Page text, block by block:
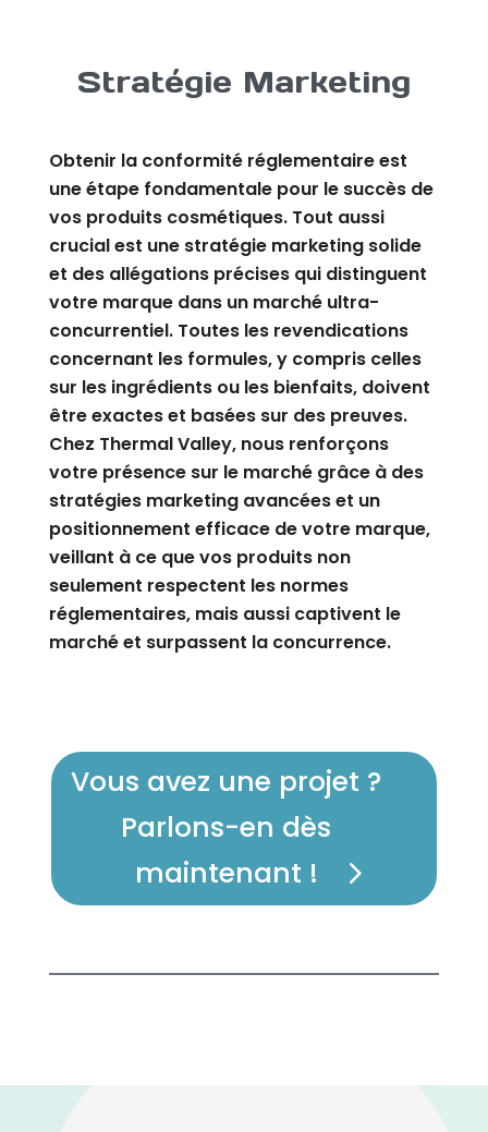
Stratégie Marketing
Obtenir la conformité réglementaire est
une étape fondamentale pour le succès de
vos produits cosmétiques. Tout aussi
crucial est une stratégie marketing solide
et des allégations précises qui distinguent
votre marque dans un marché ultra-
concurrentiel. Toutes les revendications
concernant les formules, y compris celles
sur les ingrédients ou les bienfaits, doivent
être exactes et basées sur des preuves.
Chez Thermal Valley, nous renforçons
votre présence sur le marché grâce à des
stratégies marketing avancées et un
positionnement efficace de votre marque,
veillant à ce que vos produits non
seulement respectent les normes
réglementaires, mais aussi captivent le
marché et surpassent la concurrence.
Vous avez une projet ?
Parlons-en dès
maintenant !